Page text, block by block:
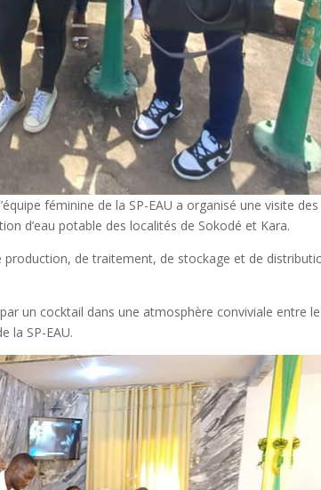
féminine de la SP-EAU a organisé une visite des
d’eau potable des localités de Sokodé et Kara.
de traitement, de stockage et de
un cocktail dans une atmosphère conviviale entre
la SP-EAU.